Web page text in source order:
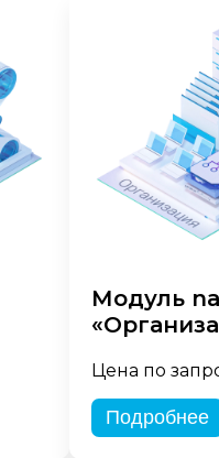
Модуль
Цена по
Подробнее